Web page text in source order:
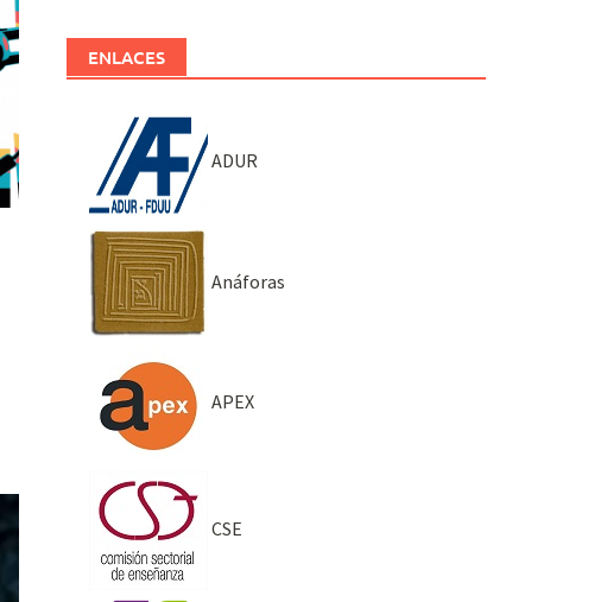
ENLACES
ADUR
Anáforas
APEX
CSE